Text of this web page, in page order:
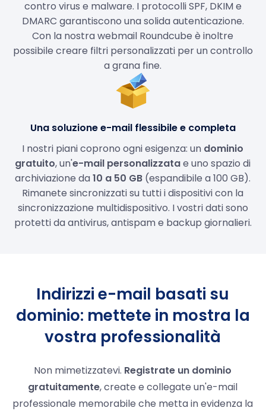
contro virus e malware. I protocolli SPF, DKIM e
DMARC garantiscono una solida autenticazione.
Con la nostra webmail Roundcube è inoltre
possibile creare filtri personalizzati per un controllo
a grana fine.
Una soluzione e-mail flessibile e completa
I nostri piani coprono ogni esigenza: un dominio
gratuito, un'e-mail personalizzatae uno spazio di
archiviazione da10 a 50 GB (espandibile a 100 GB).
Rimanete sincronizzati su tutti i dispositivi con la
sincronizzazione multidispositivo. I vostri dati sono
protetti da antivirus, antispam e backup giornalieri.
Indirizzi e-mail basati su
dominio: mettete in mostra la
vostra professionalità
Non mimetizzatevi. Registrate un dominio
gratuitamente, create e collegate un'e-mail
professionale memorabile che metta in evidenza la